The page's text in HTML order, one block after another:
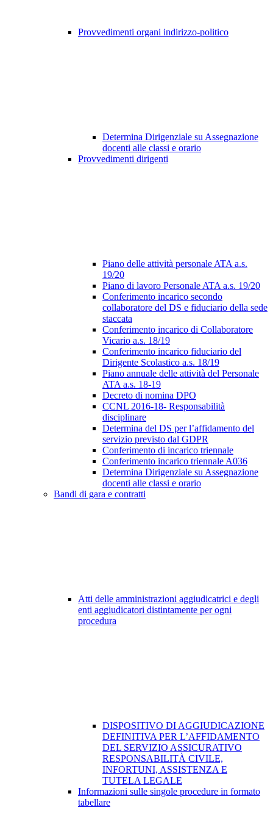
Provvedimenti organi indirizzo-politico
Determina Dirigenziale su Assegnazione
docenti alle classi e orario
Provvedimenti dirigenti
Piano delle attività personale ATA a.s.
19/20
Piano di lavoro Personale ATA a.s. 19/20
Conferimento incarico secondo
collaboratore del DS e fiduciario della sede
staccata
Conferimento incarico di Collaboratore
Vicario a.s. 18/19
Conferimento incarico fiduciario del
Dirigente Scolastico a.s. 18/19
Piano annuale delle attività del Personale
ATA a.s. 18-19
Decreto di nomina DPO
CCNL 2016-18- Responsabilità
disciplinare
Determina del DS per l’affidamento del
servizio previsto dal GDPR
Conferimento di incarico triennale
Conferimento incarico triennale A036
Determina Dirigenziale su Assegnazione
docenti alle classi e orario
Bandi di gara e contratti
Atti delle amministrazioni aggiudicatrici e degli
enti aggiudicatori distintamente per ogni
procedura
DISPOSITIVO DI AGGIUDICAZIONE
DEFINITIVA PER L’AFFIDAMENTO
DEL SERVIZIO ASSICURATIVO
RESPONSABILITÀ CIVILE,
INFORTUNI, ASSISTENZA E
TUTELA LEGALE
Informazioni sulle singole procedure in formato
tabellare